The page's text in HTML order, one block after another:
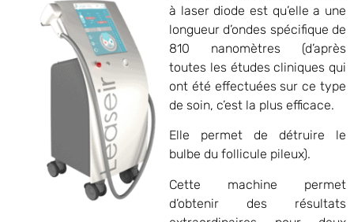
à laser diode est qu’elle a une
longueur d’ondes spécifique de
810 nanomètres (d’après
toutes les études cliniques qui
ont été effectuées sur ce type
de soin, c’est la plus efficace.
Elle permet de détruire le
bulbe du follicule pileux).
Cette machine permet
d’obtenir des résultats